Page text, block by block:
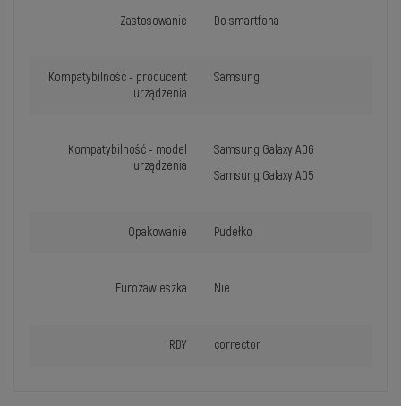
Zastosowanie Do smartfona
Kompatybilność - producent
urządzenia
Samsung
Kompatybilność - model
urządzenia
Samsung Galaxy A06
Samsung Galaxy A05
Opakowanie Pudełko
Eurozawieszka Nie
RDY corrector